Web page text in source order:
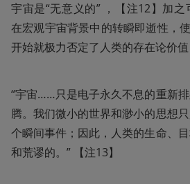
宇宙是“无意义的” ，【注12】加
在宏观宇宙背景中的转瞬即逝性，
开始就极力否定了人类的存在论价值
“宇宙……只是电子永久不息的重新
腾。我们微小的世界和渺小的思想
个瞬间事件；因此，人类的生命、
和荒谬的。” 【注13】